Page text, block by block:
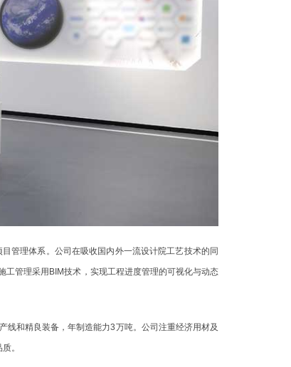
管理体系。公司在吸收国内外一流设计院工艺技术的同
管理采用BIM技术，实现工程进度管理的可视化与动态
和精良装备，年制造能力3万吨。公司注重经济用材及
。